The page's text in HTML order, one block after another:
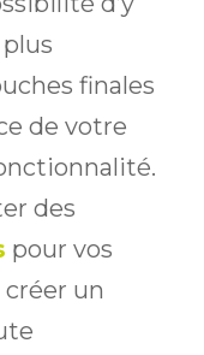
finales
de votre
des
pour vos
un